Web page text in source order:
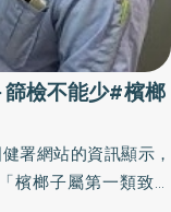
人123倍開刀後無法
發聲器講話，彰基護
已被全世界公認為影
是癌症，有密切的因
容忽視。研究指出，
危害，如果吸菸、喝
人的123倍，為了讓
檢不能少#檳榔
署網站的資訊顯示，
檳榔子屬第一類致癌